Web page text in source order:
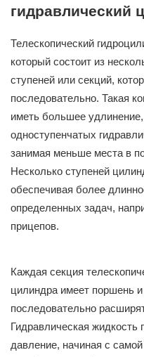
гидравлический
Телескопический
который состоит из
ступеней или секций,
последовательно. Такая
иметь большее
одноступенчатых
занимая меньше места в
Несколько ступеней
обеспечивая более
определенных задач,
прицепов.
Каждая секция
цилиндра имеет поршень
последовательно
Гидравлическая жидкость
давление, начиная с